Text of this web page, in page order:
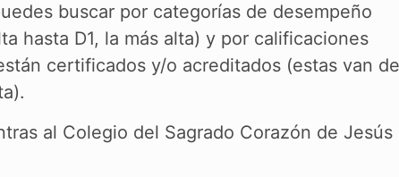
buscar por categorías de desempeño
hasta D1, la más alta) y por calificaciones
certificados y/o acreditados (estas van
al Colegio del Sagrado Corazón de Jesús